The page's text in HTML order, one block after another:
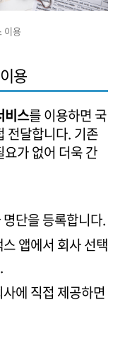
이용
용
비스를 이용하면 국
전달합니다. 기존
가 없어 더욱 간
단을 등록합니다.
앱에서 회사 선택
에 직접 제공하면